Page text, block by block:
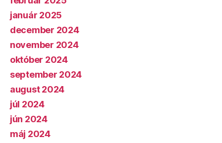
január 2025
december 2024
november 2024
október 2024
september 2024
august 2024
júl 2024
jún 2024
máj 2024